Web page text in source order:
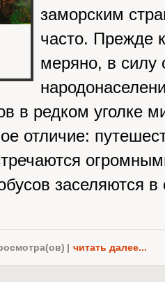
заморским
часто. Прежде
меряно, в силу
в редком уголке
отличие:
заселяются в
| читать далее...